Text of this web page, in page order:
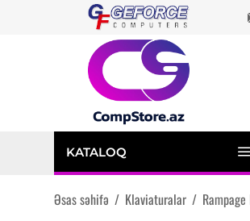
KATALOQ
Əsas səhifə / Klaviaturalar /